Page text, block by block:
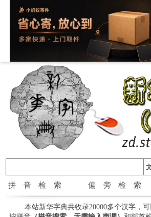
拼音检索 偏旁检索
本站新华字典共收录20000多个汉字，